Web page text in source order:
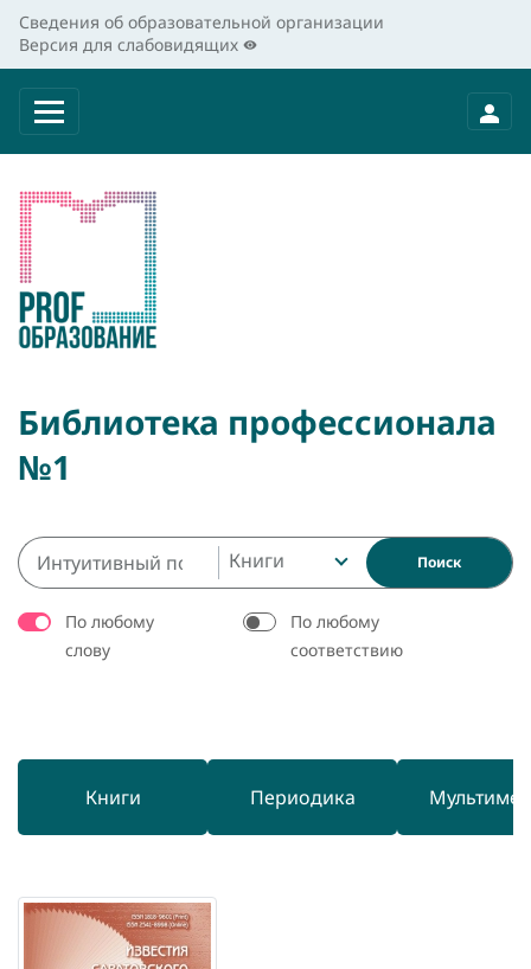
Сведения об образовательной организации
Версия для слабовидящих
Библиотека профессионала
№1
Книги Поиск
По любому
слову
По любому
соответствию
Книги Периодика